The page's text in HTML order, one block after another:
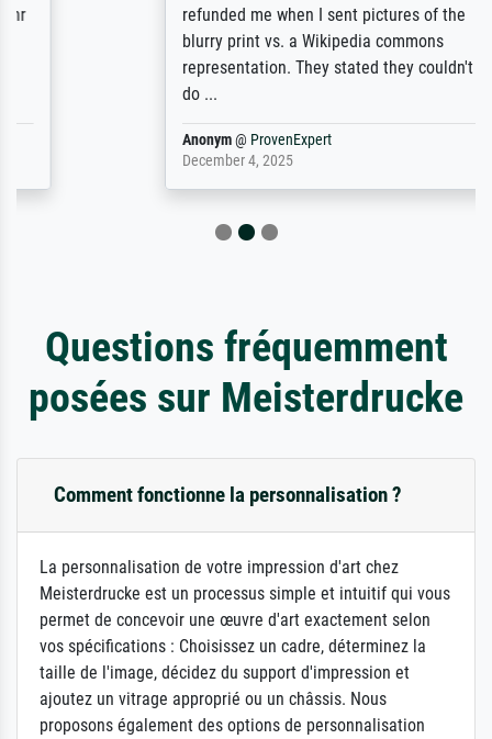
refunded me when I sent pictures of the
blurry print vs. a Wikipedia commons
representation. They stated they couldn't
ProvenExpert
December 4, 2025
Questions fréquemment
posées sur Meisterdrucke
Comment fonctionne la personnalisation ?
La personnalisation de votre impression d'art chez
Meisterdrucke est un processus simple et intuitif qui vous
permet de concevoir une œuvre d'art exactement selon
vos spécifications : Choisissez un cadre, déterminez la
taille de l'image, décidez du support d'impression et
ajoutez un vitrage approprié ou un châssis. Nous
proposons également des options de personnalisation